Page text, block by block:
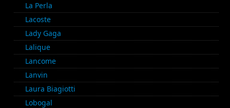
La Perla
Lacoste
Lady Gaga
Lalique
Lancome
Lanvin
Laura Biagiotti
Lobogal